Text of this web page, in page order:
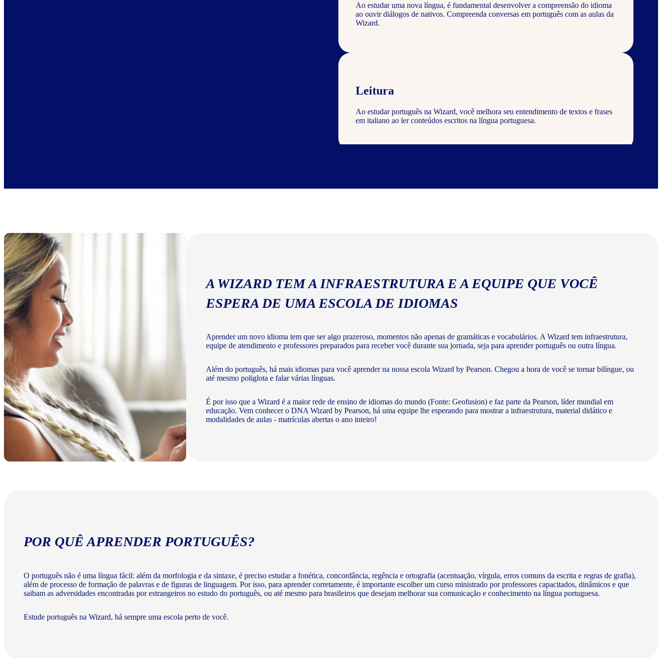
Ao estudar uma nova língua, é fundamental desenvolver a compreensão do idioma
ao ouvir diálogos de nativos. Compreenda conversas em português com as aulas da
Wizard.
Leitura
Ao estudar português na Wizard, você melhora seu entendimento de textos e frases
em italiano ao ler conteúdos escritos na língua portuguesa.
Escrita
A WIZARD TEM A INFRAESTRUTURA E A EQUIPE QUE VOCÊ
ESPERA DE UMA ESCOLA DE IDIOMAS
Aprender um novo idioma tem que ser algo prazeroso, momentos não apenas de gramáticas e vocabulários. A Wizard tem infraestrutura,
equipe de atendimento e professores preparados para receber você durante sua jornada, seja para aprender português ou outra língua.
Além do português, há mais idiomas para você aprender na nossa escola Wizard by Pearson. Chegou a hora de você se tornar bilíngue, ou
até mesmo poliglota e falar várias línguas.
É por isso que a Wizard é a maior rede de ensino de idiomas do mundo (Fonte: Geofusion) e faz parte da Pearson, líder mundial em
educação. Vem conhecer o DNA Wizard by Pearson, há uma equipe lhe esperando para mostrar a infraestrutura, material didático e
modalidades de aulas - matrículas abertas o ano inteiro!
POR QUÊ APRENDER PORTUGUÊS?
O português não é uma língua fácil: além da morfologia e da sintaxe, é preciso estudar a fonética, concordância, regência e ortografia (acentuação, vírgula, erros comuns da escrita e regras de grafia),
além de processo de formação de palavras e de figuras de linguagem. Por isso, para aprender corretamente, é importante escolher um curso ministrado por professores capacitados, dinâmicos e que
saibam as adversidades encontradas por estrangeiros no estudo do português, ou até mesmo para brasileiros que desejam melhorar sua comunicação e conhecimento na língua portuguesa.
Estude português na Wizard, há sempre uma escola perto de você.